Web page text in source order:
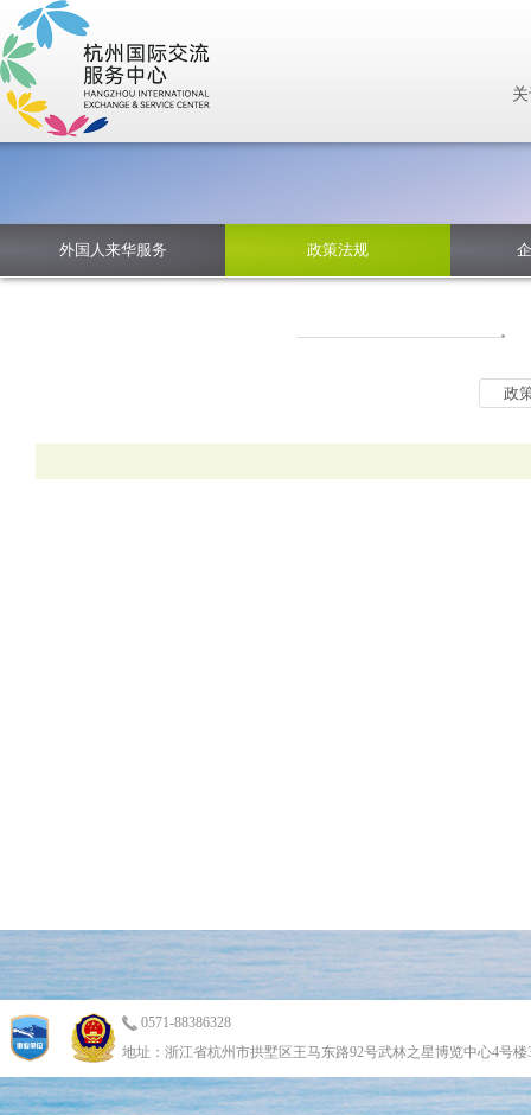
外国人来华服务 政策法规
政
0571-88386328
地址：浙江省杭州市拱墅区王马东路92号武林之星博览中心4号楼